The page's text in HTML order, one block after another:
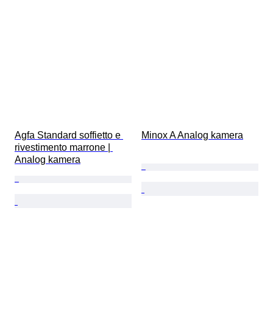
Agfa Standard soffietto e
rivestimento marrone |
Analog kamera
Minox A Analog kamera